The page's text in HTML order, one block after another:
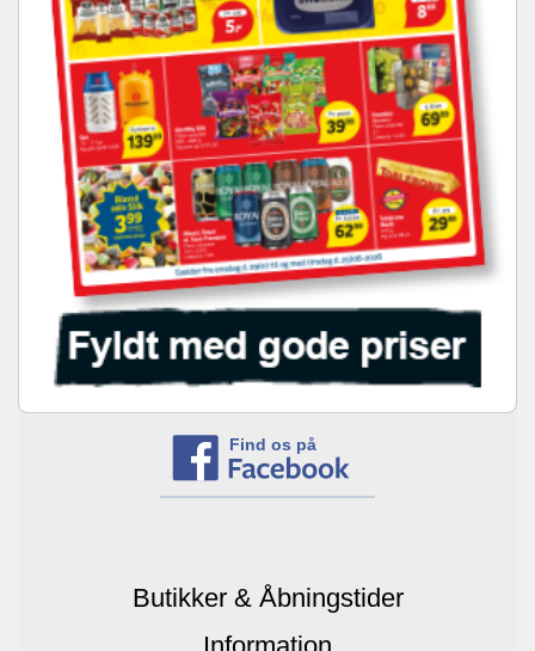
Find os på
Butikker & Åbningstider